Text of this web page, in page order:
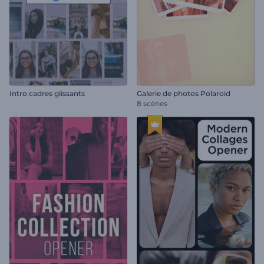
Intro cadres glissants
Galerie de photos Polaroid
8 scènes